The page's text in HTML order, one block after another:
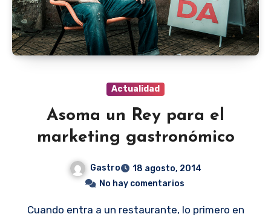
Actualidad
Asoma un Rey para el
marketing gastronómico
Gastro
18 agosto, 2014
No hay comentarios
Cuando entra a un restaurante, lo primero en